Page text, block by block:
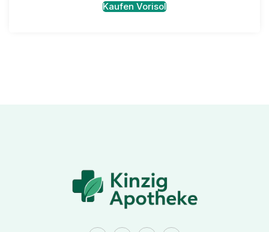
Kaufen Vorisol